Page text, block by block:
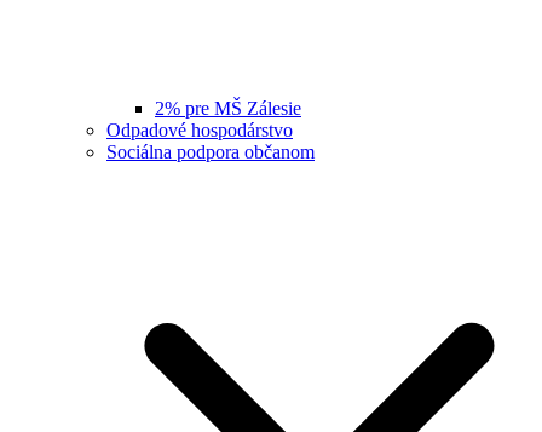
2% pre MŠ Zálesie
Odpadové hospodárstvo
Sociálna podpora občanom